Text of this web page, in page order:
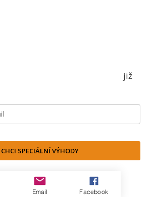
Email Facebook
kraji
odběru newsletteru a nic vám již
CHCI SPECIÁLNÍ VÝHODY